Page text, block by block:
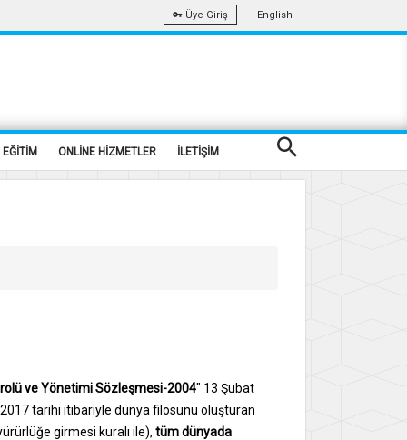
Üye Giriş English
EĞİTİM ONLİNE HİZMETLER İLETİŞİM
ve Yönetimi Sözleşmesi-2004" 13 Şubat
tarihi itibariyle dünya filosunu oluşturan
girmesi kuralı ile), tüm dünyada